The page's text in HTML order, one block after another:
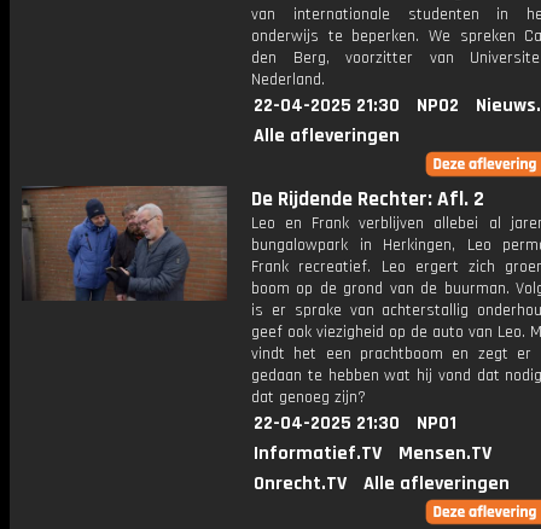
van internationale studenten in
onderwijs te beperken. We spreken
den Berg, voorzitter van
Nederland.
22-04-2025 21:30 NPO2
Alle afleveringen
De Rijdende Rechter: Afl. 2
Leo en Frank verblijven allebei al
bungalowpark in Herkingen, Leo
Frank recreatief. Leo ergert zich
boom op de grond van de buurman.
is er sprake van achterstallig
geef ook viezigheid op de auto van Leo.
vindt het een prachtboom en zegt er
gedaan te hebben wat hij vond dat
dat genoeg zijn?
22-04-2025 21:30
NPO1
Informatief.TV
Mensen.TV
Onrecht.TV
Alle afleveringen